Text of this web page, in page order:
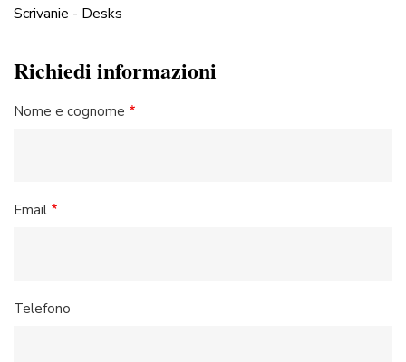
Scrivanie - Desks
Richiedi informazioni
Nome e cognome
Email
Telefono